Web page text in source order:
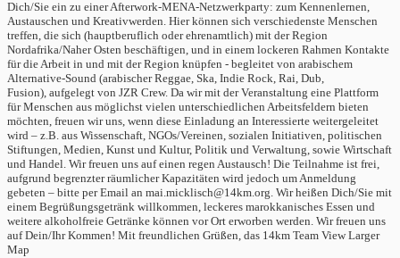
Dich/Sie ein zu einer Afterwork-MENA-Netzwerkparty: zum Kennenlernen,
Austauschen und Kreativwerden. Hier können sich verschiedenste Menschen
treffen, die sich (hauptberuflich oder ehrenamtlich) mit der Region
Nordafrika/Naher Osten beschäftigen, und in einem lockeren Rahmen Kontakte
für die Arbeit in und mit der Region knüpfen - begleitet von arabischem
Alternative-Sound (arabischer Reggae, Ska, Indie Rock, Rai, Dub,
Fusion), aufgelegt von JZR Crew. Da wir mit der Veranstaltung eine Plattform
für Menschen aus möglichst vielen unterschiedlichen Arbeitsfeldern bieten
möchten, freuen wir uns, wenn diese Einladung an Interessierte weitergeleitet
wird – z.B. aus Wissenschaft, NGOs/Vereinen, sozialen Initiativen, politischen
Stiftungen, Medien, Kunst und Kultur, Politik und Verwaltung, sowie Wirtschaft
und Handel. Wir freuen uns auf einen regen Austausch! Die Teilnahme ist frei,
aufgrund begrenzter räumlicher Kapazitäten wird jedoch um Anmeldung
gebeten – bitte per Email an mai.micklisch@14km.org. Wir heißen Dich/Sie mit
einem Begrüßungsgetränk willkommen, leckeres marokkanisches Essen und
weitere alkoholfreie Getränke können vor Ort erworben werden. Wir freuen uns
auf Dein/Ihr Kommen! Mit freundlichen Grüßen, das 14km Team View Larger
Map